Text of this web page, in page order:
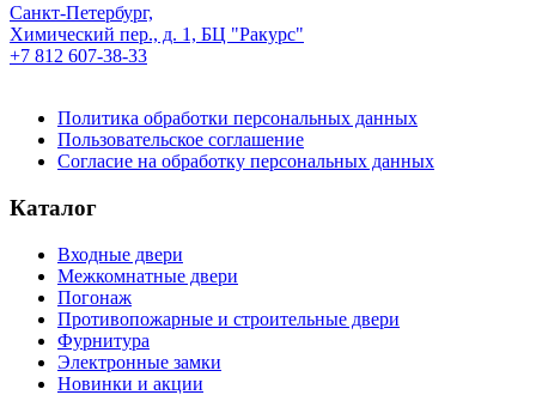
Санкт-Петербург,
Химический пер., д. 1, БЦ "Ракурс"
+7 812 607-38-33
Политика обработки персональных данных
Пользовательское соглашение
Согласие на обработку персональных данных
Каталог
Входные двери
Межкомнатные двери
Погонаж
Противопожарные и строительные двери
Фурнитура
Электронные замки
Новинки и акции